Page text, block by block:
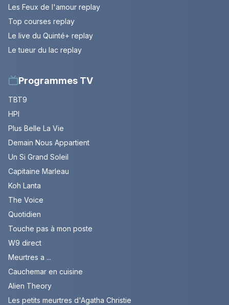
Les Feux de l'amour replay
Top courses replay
Le live du Quinté+ replay
Le tueur du lac replay
Programmes TV
TBT9
HPI
Plus Belle La Vie
Demain Nous Appartient
Un Si Grand Soleil
Capitaine Marleau
Koh Lanta
The Voice
Quotidien
Touche pas à mon poste
W9 direct
Meurtres a ...
Cauchemar en cuisine
Alien Theory
Les petits meurtres d'Agatha Christie